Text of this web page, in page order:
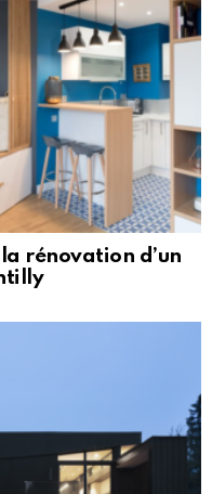
rénovation d’un